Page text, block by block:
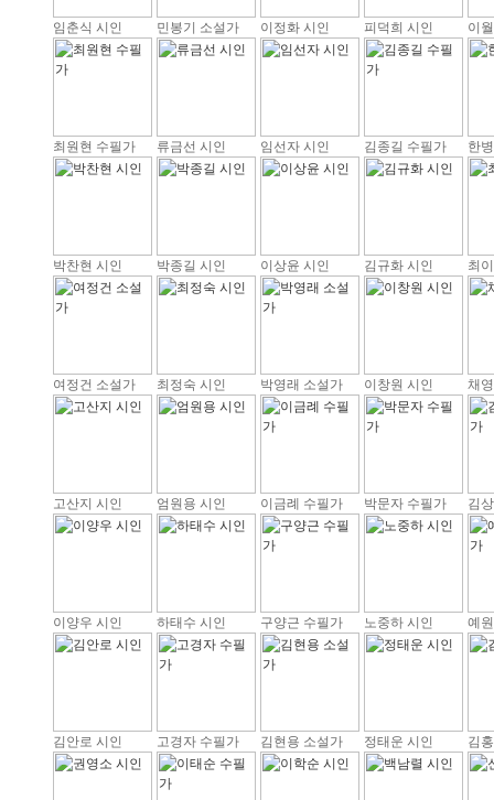
임춘식 시인 민봉기 소설가 이정화 시인 피덕희 시인 이
최원현 수필가 류금선 시인 임선자 시인 김종길 수필가 한
박찬현 시인 박종길 시인 이상윤 시인 김규화 시인 최
여정건 소설가 최정숙 시인 박영래 소설가 이창원 시인 채
고산지 시인 엄원용 시인 이금례 수필가 박문자 수필가 김
이양우 시인 하태수 시인 구양근 수필가 노중하 시인 예
김안로 시인 고경자 수필가 김현용 소설가 정태운 시인 김